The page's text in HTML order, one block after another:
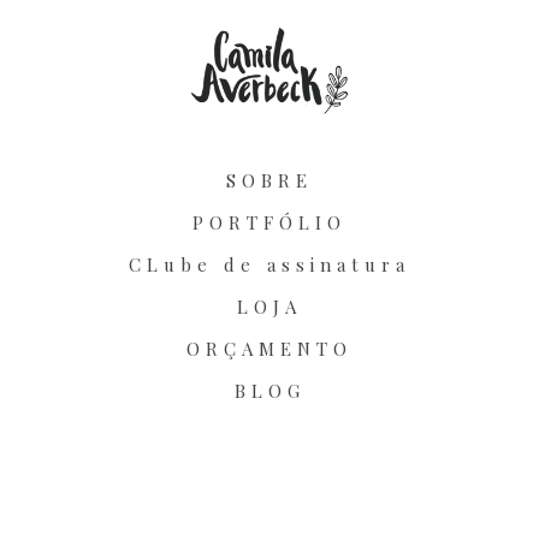
SOBRE
PORTFÓLIO
CLube de assinatura
LOJA
ORÇAMENTO
BLOG